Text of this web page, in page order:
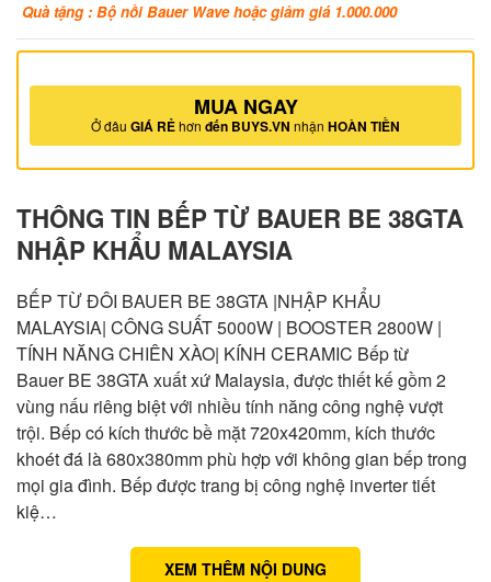
Quà tặng : Bộ nồi Bauer Wave hoặc giảm giá 1.000.000
MUA NGAY
Ở đâu GIÁ RẺhơn đến BUYS.VN nhận HOÀN TIỀN
THÔNG TIN BẾP TỪ BAUER BE 38GTA
NHẬP KHẨU MALAYSIA
BẾP TỪ ĐÔI BAUER BE 38GTA |NHẬP KHẨU
MALAYSIA| CÔNG SUẤT 5000W | BOOSTER 2800W |
TÍNH NĂNG CHIÊN XÀO| KÍNH CERAMIC Bếp từ
Bauer BE 38GTA xuất xứ Malaysia, được thiết kế gồm 2
vùng nấu riêng biệt với nhiều tính năng công nghệ vượt
trội. Bếp có kích thước bề mặt 720x420mm, kích thước
khoét đá là 680x380mm phù hợp với không gian bếp trong
mọi gia đình. Bếp được trang bị công nghệ inverter tiết
kiệ…
XEM THÊM NỘI DUNG